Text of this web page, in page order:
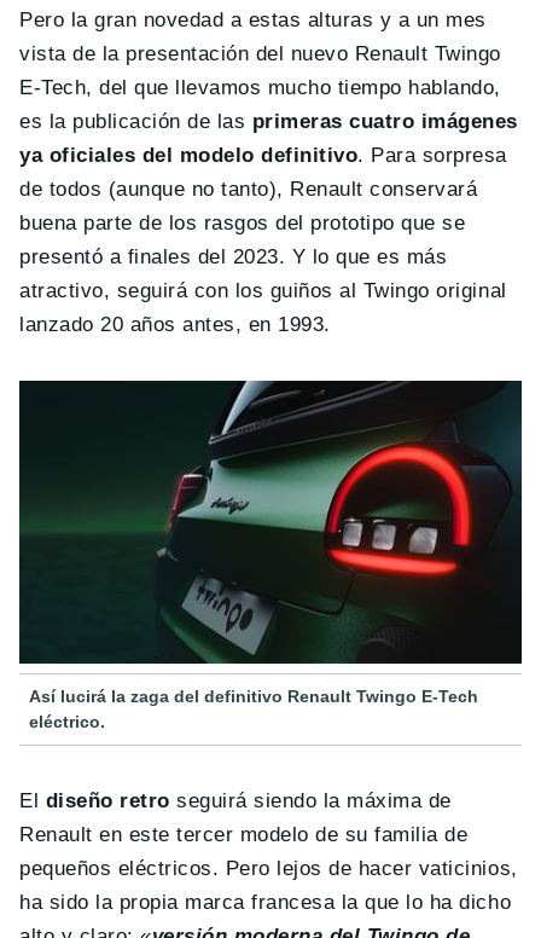
Pero la gran novedad a estas alturas y a un mes
vista de la presentación del nuevo Renault Twingo
E-Tech, del que llevamos mucho tiempo hablando,
es la publicación de las primeras cuatro imágenes
ya oficiales del modelo definitivo. Para sorpresa
de todos (aunque no tanto), Renault conservará
buena parte de los rasgos del prototipo que se
presentó a finales del 2023. Y lo que es más
atractivo, seguirá con los guiños al Twingo original
lanzado 20 años antes, en 1993.
Así lucirá la zaga del definitivo Renault Twingo E-Tech
eléctrico.
El diseño retro seguirá siendo la máxima de
Renault en este tercer modelo de su familia de
pequeños eléctricos. Pero lejos de hacer vaticinios,
ha sido la propia marca francesa la que lo ha dicho